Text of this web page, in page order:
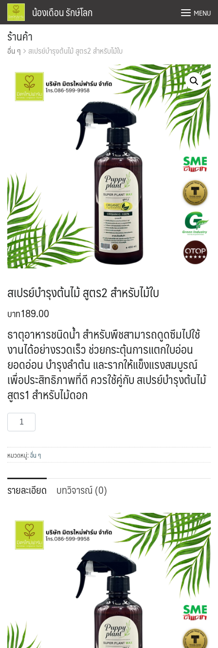
Skip
content
Confirm Payment
Home
ข่าวสาร
ร้านค้า
สั่งซื้อและชำระเงิน
น้องเดือน รักษ์โลก MENU
ร้านค้า
อื่น ๆ สเปรย์บำรุงต้นไม้ สูตร2 สำหรับไม้ใบ
สเปรย์บำรุงต้นไม้ สูตร2 สำหรับไม้ใบ
189.00
ธาตุอาหารชนิดน้ำ สำหรับพืชสามารถดูดซึมไปใช้
งานได้อย่างรวดเร็ว ช่วยกระตุ้นการแตกใบอ่อน
ยอดอ่อน บำรุงลำต้น และรากให้แข็งแรงสมบูรณ์
เพื่อประสิทธิภาพที่ดี ควรใช้คู่กับสเปรย์บำรุงต้นไม้
สูตร1 สำหรับไม้ดอก
จำนวน
ส
บำรุง
สูตร2
สำหรับ
หมวดหมู่:อื่น ๆ
รายละเอียด บทวิจารณ์ (0)